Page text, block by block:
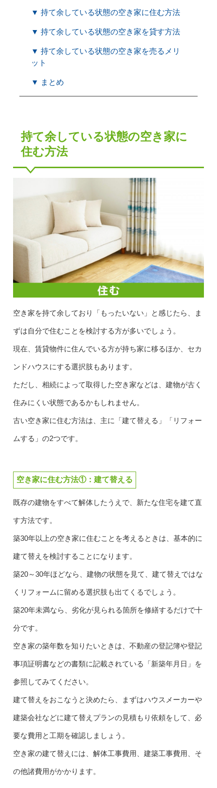
▼ 持て余している状態の空き家に住む方法
▼ 持て余している状態の空き家を貸す方法
▼ 持て余している状態の空き家を売るメリ
ット
▼ まとめ
持て余している状態の空き家に
住む方法
空き家を持て余しており「もったいない」と感じたら、ま
ずは自分で住むことを検討する方が多いでしょう。
現在、賃貸物件に住んでいる方が持ち家に移るほか、セカ
ンドハウスにする選択肢もあります。
ただし、相続によって取得した空き家などは、建物が古く
住みにくい状態であるかもしれません。
古い空き家に住む方法は、主に「建て替える」「リフォー
ムする」の2つです。
空き家に住む方法①：建て替える
既存の建物をすべて解体したうえで、新たな住宅を建て直
す方法です。
築30年以上の空き家に住むことを考えるときは、基本的に
建て替えを検討することになります。
築20～30年ほどなら、建物の状態を見て、建て替えではな
くリフォームに留める選択肢も出てくるでしょう。
築20年未満なら、劣化が見られる箇所を修繕するだけで十
分です。
空き家の築年数を知りたいときは、不動産の登記簿や登記
事項証明書などの書類に記載されている「新築年月日」を
参照してみてください。
建て替えをおこなうと決めたら、まずはハウスメーカーや
建築会社などに建て替えプランの見積もり依頼をして、必
要な費用と工期を確認しましょう。
空き家の建て替えには、解体工事費用、建築工事費用、そ
の他諸費用がかかります。